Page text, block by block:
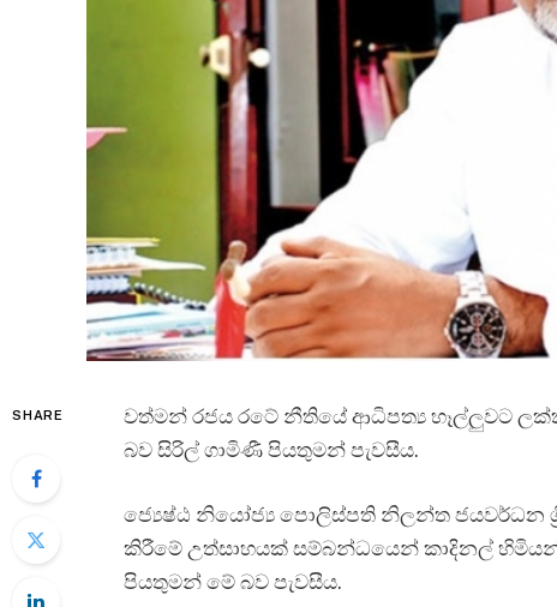
SHARE
වත්මන් රජය රටේ නීතියේ ආධිපත්‍ය හෑල්ලුවට
බව සිරිල් ගාමිණී පියතුමන් පැවසීය.
ජ්‍යෙෂ්ඨ නියෝජ්‍ය පොලිස්පති නිලන්ත ජයවර්ධන
කිරීමේ උත්සාහයක් සම්බන්ධයෙන් කාදිනල්
පියතුමන් මේ බව පැවසීය.